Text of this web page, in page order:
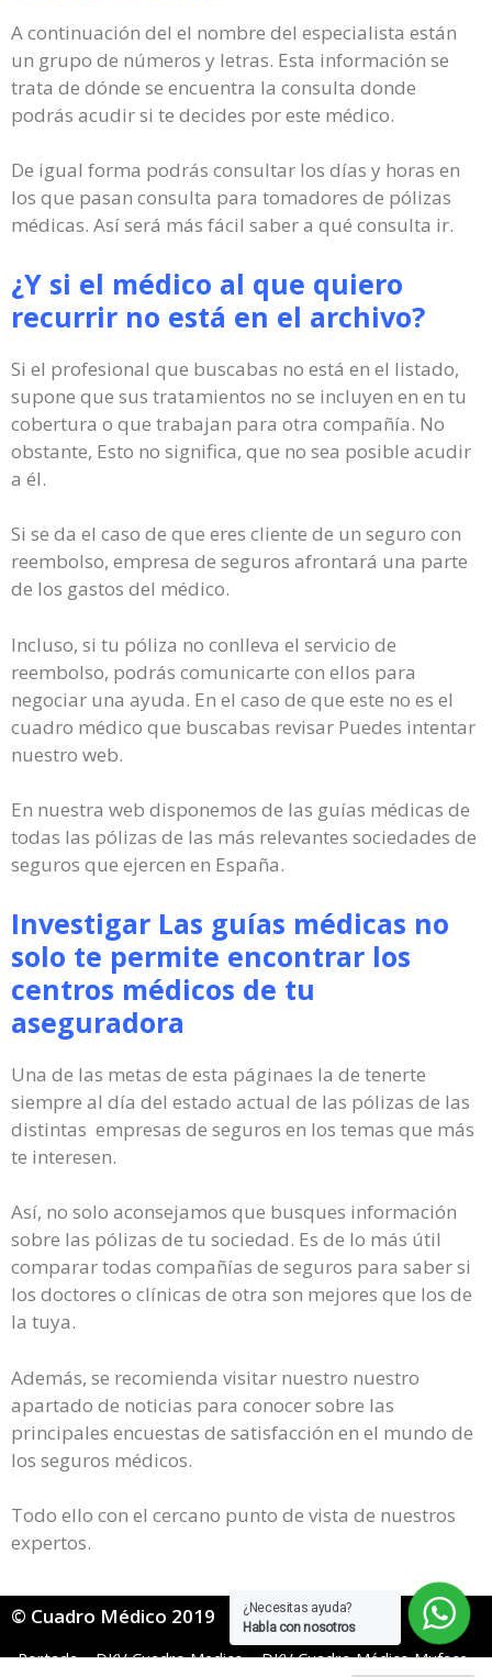
¿Necesitas ayuda?
Habla con nosotros
A continuación del el nombre del especialista están
un grupo de números y letras. Esta información se
trata de dónde se encuentra la consulta donde
podrás acudir si te decides por este médico.
De igual forma podrás consultar los días y horas en
los que pasan consulta para tomadores de pólizas
médicas. Así será más fácil saber a qué consulta ir.
¿Y si el médico al que quiero
recurrir no está en el archivo?
Si el profesional que buscabas no está en el listado,
supone que sus tratamientos no se incluyen en en tu
cobertura o que trabajan para otra compañía. No
obstante, Esto no significa, que no sea posible acudir
a él.
Si se da el caso de que eres cliente de un seguro con
reembolso, empresa de seguros afrontará una parte
de los gastos del médico.
Incluso, si tu póliza no conlleva el servicio de
reembolso, podrás comunicarte con ellos para
negociar una ayuda. En el caso de que este no es el
cuadro médico que buscabas revisar Puedes intentar
nuestro web.
En nuestra web disponemos de las guías médicas de
todas las pólizas de las más relevantes sociedades de
seguros que ejercen en España.
Investigar Las guías médicas no
solo te permite encontrar los
centros médicos de tu
aseguradora
Una de las metas de esta páginaes la de tenerte
siempre al día del estado actual de las pólizas de las
distintas empresas de seguros en los temas que más
te interesen.
Así, no solo aconsejamos que busques información
sobre las pólizas de tu sociedad. Es de lo más útil
comparar todas compañías de seguros para saber si
los doctores o clínicas de otra son mejores que los de
la tuya.
Además, se recomienda visitar nuestro nuestro
apartado de noticias para conocer sobre las
principales encuestas de satisfacción en el mundo de
los seguros médicos.
Todo ello con el cercano punto de vista de nuestros
expertos.
© Cuadro Médico 2019
Portada»DKV Cuadro Medico»DKV Cuadro Médico Muface»